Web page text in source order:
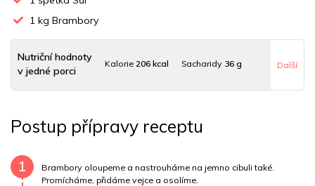
1 kg Brambory
Nutriční hodnoty
v jedné porci
Kalorie 206 kcal Sacharidy 36 g
Uhlovodany 36 g Cholesterol122.7 mg
Draslík 1144.4 mg Vláknina 14200 mg
Další
Postup přípravy receptu
1
Brambory oloupeme a nastrouháme na jemno cibuli také.
Promícháme, přidáme vejce a osolíme.